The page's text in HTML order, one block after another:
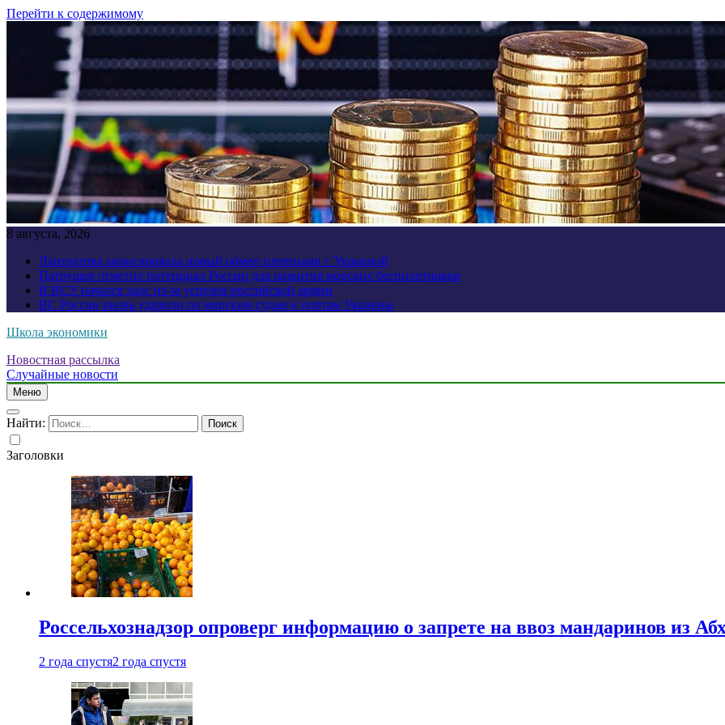
Перейти к содержимому
8 августа, 2026
Лантратова анонсировала новый обмен пленными с Украиной
Патрушев отметил потенциал России для развития морских беспилотников
В ВСУ начался хаос из-за успехов российской армии
ВС России вновь ударили по морским судам и портам Украины
Школа экономики
Новостная рассылка
Случайные новости
Меню
Найти:
Заголовки
Россельхознадзор опроверг информацию о запрете на ввоз мандаринов из
2 года спустя2 года спустя